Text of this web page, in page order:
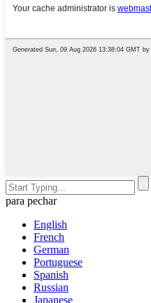
para pechar
English
French
German
Portuguese
Spanish
Russian
Japanese